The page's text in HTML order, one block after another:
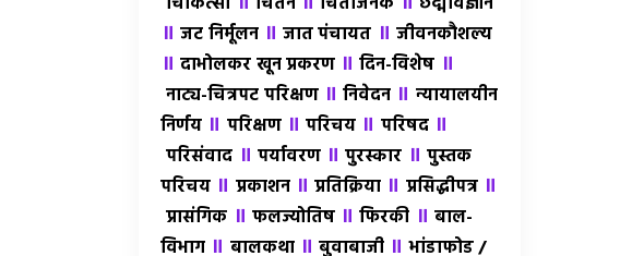
॥जट निर्मूलन ॥जात पंचायत ॥जीवनकौशल्य
॥दाभोलकर खून प्रकरण ॥दिन-विशेष ॥
नाट्य-चित्रपट परिक्षण ॥निवेदन ॥ न्यायालयीन
निर्णय ॥ परिक्षण ॥परिचय ॥ परिषद ॥
परिसंवाद ॥ पर्यावरण ॥पुरस्कार ॥पुस्तक
परिचय ॥ प्रकाशन ॥प्रतिक्रिया ॥ प्रसिद्धीपत्र ॥
प्रासंगिक ॥ फलज्योतिष ॥फिरकी ॥बाल-
विभाग ॥ बालकथा ॥बुवाबाजी ॥भांडाफोड /